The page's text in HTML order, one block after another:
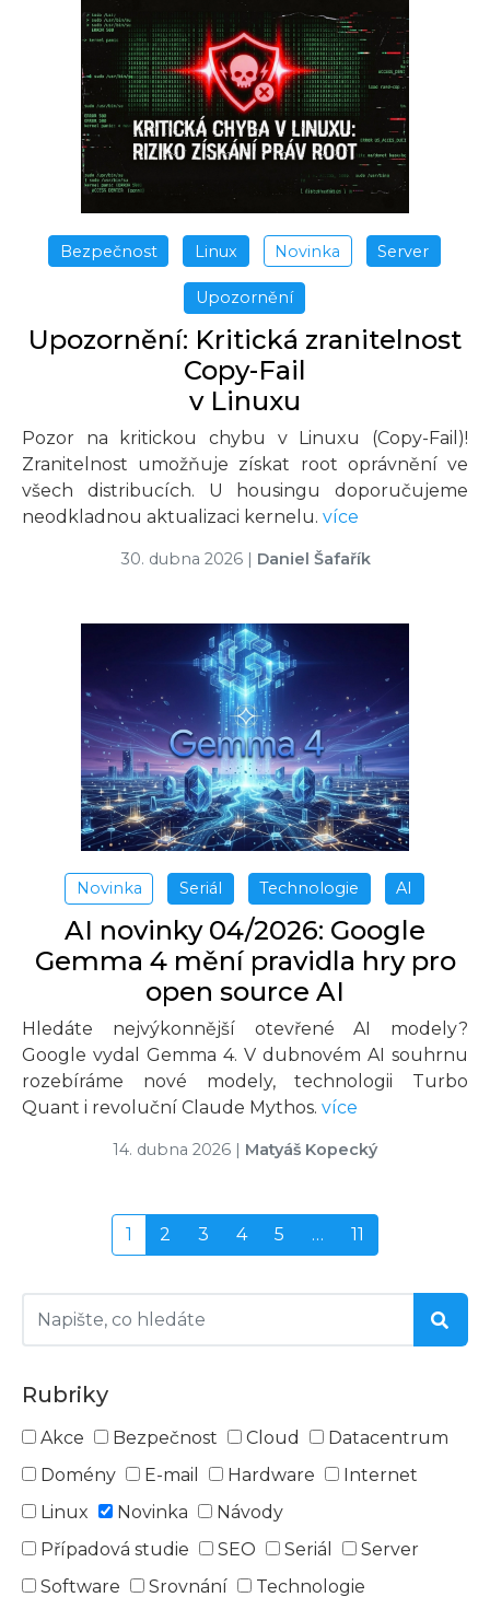
Rubriky
Akce Bezpečnost Cloud
Datacentrum
Domény
E-mail Hardware
Internet
Linux
Novinka
Návody
Případová studie
SEO Seriál
Server
Software
Srovnání Technologie
Bezpečnost Linux Novinka Server
Upozornění
Upozornění: Kritická zranitelnost
Copy-Fail
v Linuxu
Pozor na kritickou chybu v Linuxu (Copy-Fail)!
Zranitelnost umožňuje získat root oprávnění ve
všech distribucích. U housingu doporučujeme
neodkladnou aktualizaci kernelu. více
30. dubna 2026| Daniel Šafařík
Novinka Seriál Technologie AI
AI novinky 04/2026: Google
Gemma 4 mění pravidla hry pro
open source AI
Hledáte nejvýkonnější otevřené AI modely?
Google vydal Gemma 4. V dubnovém AI souhrnu
rozebíráme nové modely, technologii Turbo
Quant i revoluční Claude Mythos. více
14. dubna 2026 | Matyáš Kopecký
1 2 3 4 5 … 11